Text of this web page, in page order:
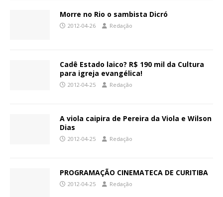
Morre no Rio o sambista Dicró
2012-04-26 Redação
Cadê Estado laico? R$ 190 mil da Cultura
para igreja evangélica!
2012-04-25 Redação
A viola caipira de Pereira da Viola e Wilson
Dias
2012-04-25 Redação
PROGRAMAÇÃO CINEMATECA DE CURITIBA
2012-04-25 Redação